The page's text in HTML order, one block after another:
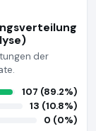
der
107 (89.2%)
13 (10.8%)
0 (0%)